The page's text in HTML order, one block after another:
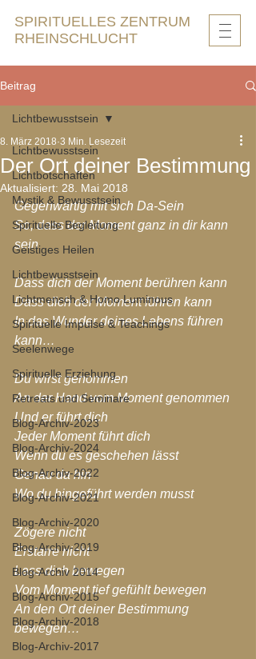
SPIRITUELLES ZENTRUM
RHEINSCHLUCHT
Beitrag
Lichtbewusstsein
Lichtbotschaften
Mystik & Bewusstsein
Spirituelle Begleitung
Geistiges Heilen
Lichtbewusstsein
Lichtmensch & Homo Luminous
Spirituelle Impulse & Teachings
Seelenwege
Spirituelle Erziehung
Retreats und Seminare
Blog-Archiv-2023
Blog-Archiv-2024
Blog-Archiv-2022
Blog-Archiv-2021
Blog-Archiv-2020
Blog-Archiv-2019
Blog-Archiv 2014
Blog-Archiv-2015
Blog-Archiv-2018
Blog-Archiv-2017
Lichtbewusstsein
Der Ort deiner Bestimmung
8. März 2018 3 Min. Lesezeit
Aktualisiert: 28. Mai 2018
Gegenwärtig mit sich Da-Sein
So, dass der Moment ganz in dir kann
sein
Dass dich der Moment berühren kann
Dass dich der Moment führen kann
In das Wunder deines Lebens führen
kann…
Du wirst genommen
An der Hand vom Moment genommen
Und er führt dich
Jeder Moment führt dich
Wenn du es geschehen lässt
Genau da hin
Wo du hingeführt werden musst
Zögere nicht
Erstarre nicht
Lass dich bewegen
Vom Moment tief gefühlt bewegen
An den Ort deiner Bestimmung
bewegen…